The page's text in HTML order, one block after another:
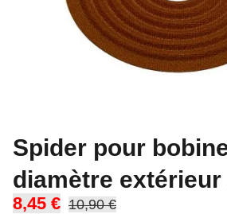
Spider pour
diamètre extérieur
8,45 € 10,90 €